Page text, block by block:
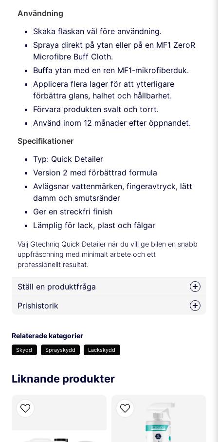
Användning
Skaka flaskan väl före användning.
Spraya direkt på ytan eller på en MF1 ZeroR
Microfibre Buff Cloth.
Buffa ytan med en ren MF1-mikrofiberduk.
Applicera flera lager för att ytterligare
förbättra glans, halhet och hållbarhet.
Förvara produkten svalt och torrt.
Använd inom 12 månader efter öppnandet.
Specifikationer
Typ: Quick Detailer
Version 2 med förbättrad formula
Avlägsnar vattenmärken, fingeravtryck, lätt
damm och smutsränder
Ger en streckfri finish
Lämplig för lack, plast och fälgar
Välj Gtechniq Quick Detailer när du vill ge bilen en snabb
uppfräschning med minimalt arbete och ett
professionellt resultat.
Ställ en produktfråga
question
email
Mejladress
Prishistorik
Relaterade kategorier
Skydd Sprayskydd Lackskydd
Liknande produkter